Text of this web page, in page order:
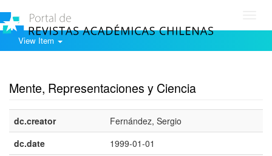
View Item
Mente, Representaciones y Ciencia
dc.creator
Fernández, Sergio
dc.date
1999-01-01